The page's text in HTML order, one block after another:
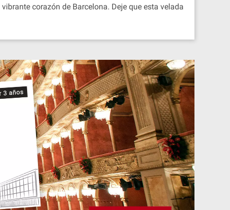
corazón de Barcelona. Deje que esta velada